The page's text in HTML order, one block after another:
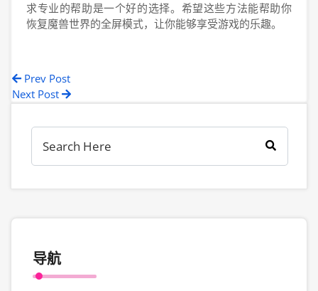
求专业的帮助是一个好的选择。希望这些方法能帮助你
恢复魔兽世界的全屏模式，让你能够享受游戏的乐趣。
Prev Post
Next Post
导航